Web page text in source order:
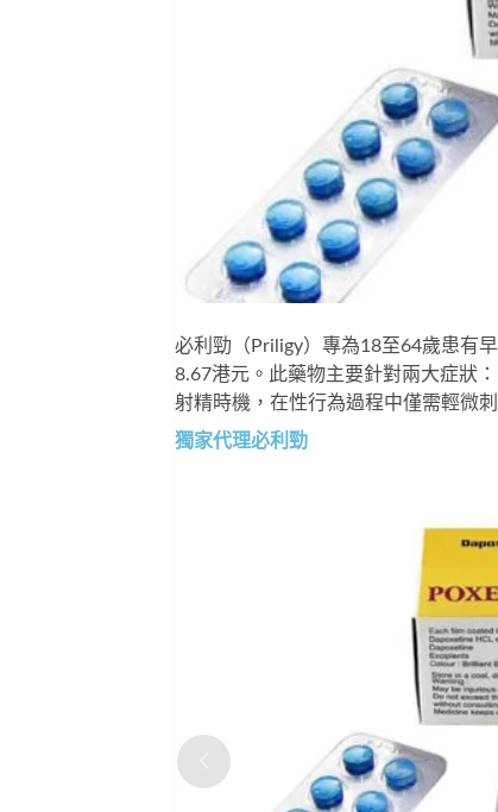
必利勁 （Priligy）專為18至64歲患有
8.67港元。此藥物主要針對兩大症狀
射精時機，在性行為過程中僅需輕微
獨家代理必利勁